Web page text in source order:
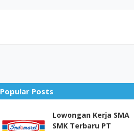
Popular Posts
Lowongan Kerja SMA
SMK Terbaru PT